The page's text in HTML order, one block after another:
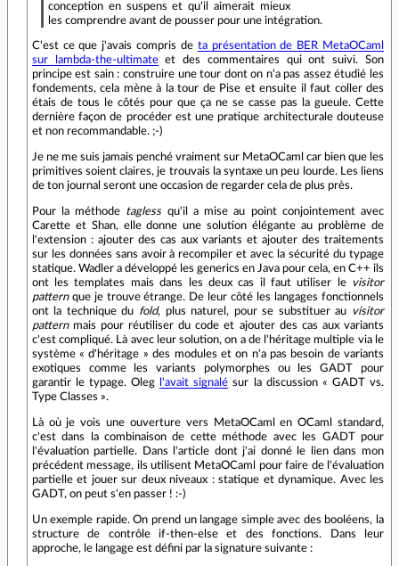
conception en suspens et qu'il aimerait mieux
les comprendre avant de pousser pour une intégration.
C'est ce que j'avais compris de ta présentation de BER MetaOCaml
sur lambda-the-ultimateet des commentaires qui ont suivi. Son
principe est sain : construire une tour dont on n'a pas assez étudié les
fondements, cela mène à la tour de Pise et ensuite il faut coller des
étais de tous le côtés pour que ça ne se casse pas la gueule. Cette
dernière façon de procéder est une pratique architecturale douteuse
et non recommandable. ;-)
Je ne me suis jamais penché vraiment sur MetaOCaml car bien que les
primitives soient claires, je trouvais la syntaxe un peu lourde. Les liens
de ton journal seront une occasion de regarder cela de plus près.
Pour la méthode taglessqu'il a mise au point conjointement avec
Carette et Shan, elle donne une solution élégante au problème de
l'extension : ajouter des cas aux variants et ajouter des traitements
sur les données sans avoir à recompiler et avec la sécurité du typage
statique. Wadler a développé les generics en Java pour cela, en C++ ils
ont les templates mais dans les deux cas il faut utiliser le visitor
patternque je trouve étrange. De leur côté les langages fonctionnels
ont la technique du fold, plus naturel, pour se substituer au visitor
patternmais pour réutiliser du code et ajouter des cas aux variants
c'est compliqué. Là avec leur solution, on a de l'héritage multiple via le
système « d'héritage » des modules et on n'a pas besoin de variants
exotiques comme les variants polymorphes ou les GADT pour
garantir le typage. Oleg
l'avait signalé sur la discussion « GADT vs.
Type Classes ».
Là où je vois une ouverture vers MetaOCaml en OCaml standard,
c'est dans la combinaison de cette méthode avec les GADT pour
l'évaluation partielle. Dans l'article dont j'ai donné le lien dans mon
précédent message, ils utilisent MetaOCaml pour faire de l'évaluation
partielle et jouer sur deux niveaux : statique et dynamique. Avec les
GADT, on peut s'en passer ! :-)
Un exemple rapide. On prend un langage simple avec des booléens, la
structure de contrôle if-then-else et des fonctions. Dans leur
approche, le langage est défini par la signature suivante :